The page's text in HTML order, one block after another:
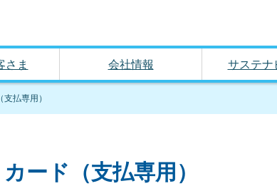
さま 会社情報 サステナ
支払専用）
ード（支払専用）